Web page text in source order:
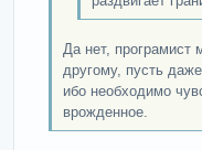
Да нет, програмист
другому, пусть
ибо необходимо
врожденное.